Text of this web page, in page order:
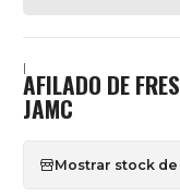
|
AFILADO DE
JAMC
Mostrar stock